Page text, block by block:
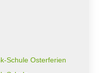
Schule Osterferien